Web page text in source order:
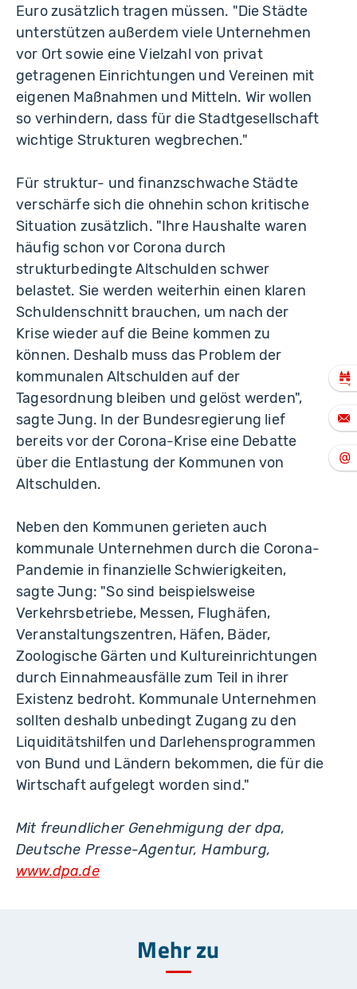
Euro zusätzlich tragen müssen. "Die Städte
unterstützen außerdem viele Unternehmen
vor Ort sowie eine Vielzahl von privat
getragenen Einrichtungen und Vereinen mit
eigenen Maßnahmen und Mitteln. Wir wollen
so verhindern, dass für die Stadtgesellschaft
wichtige Strukturen wegbrechen."
Für struktur- und finanzschwache Städte
verschärfe sich die ohnehin schon kritische
Situation zusätzlich. "Ihre Haushalte waren
häufig schon vor Corona durch
strukturbedingte Altschulden schwer
belastet. Sie werden weiterhin einen klaren
Schuldenschnitt brauchen, um nach der
Krise wieder auf die Beine kommen zu
können. Deshalb muss das Problem der
kommunalen Altschulden auf der
Tagesordnung bleiben und gelöst werden",
sagte Jung. In der Bundesregierung lief
bereits vor der Corona-Krise eine Debatte
über die Entlastung der Kommunen von
Altschulden.
Neben den Kommunen gerieten auch
kommunale Unternehmen durch die Corona-
Pandemie in finanzielle Schwierigkeiten,
sagte Jung: "So sind beispielsweise
Verkehrsbetriebe, Messen, Flughäfen,
Veranstaltungszentren, Häfen, Bäder,
Zoologische Gärten und Kultureinrichtungen
durch Einnahmeausfälle zum Teil in ihrer
Existenz bedroht. Kommunale Unternehmen
sollten deshalb unbedingt Zugang zu den
Liquiditätshilfen und Darlehensprogrammen
von Bund und Ländern bekommen, die für die
Wirtschaft aufgelegt worden sind."
Mit freundlicher Genehmigung der dpa,
Deutsche Presse-Agentur, Hamburg,
www.dpa.de
Mehr zu